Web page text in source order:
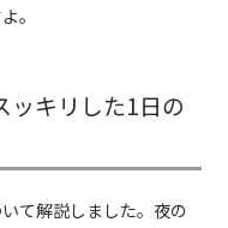
。
ッキリした1日の
て解説しました。夜の